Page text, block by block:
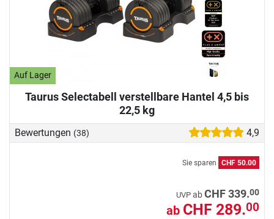
Auf Lager
Taurus Selectabell verstellbare Hantel 4,5 bis
22,5 kg
Bewertungen (38) 4,9
Sie sparen CHF 50.00
UVP abCHF 339.00
ab CHF 289.00